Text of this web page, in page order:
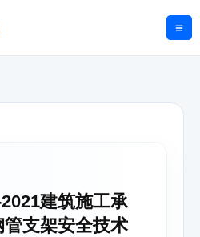
建筑施工承
支架安全技术